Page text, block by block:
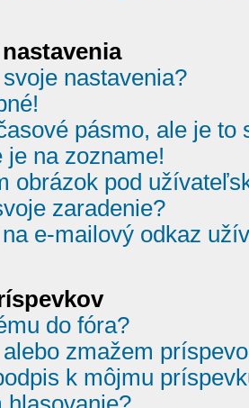
nastavenia?
pásmo, ale je to
je na zozname!
obrázok pod
zaradenie?
e-mailový odkaz
do fóra?
zmažem
k môjmu